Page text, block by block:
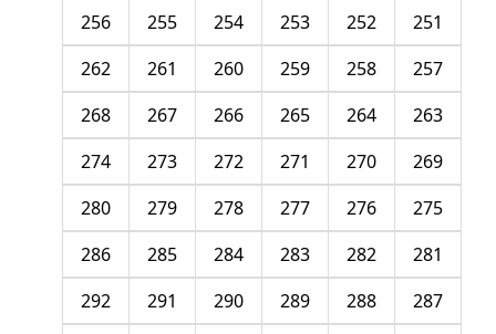
251
252
253
254
255
256
257
258
259
260
261
262
263
264
265
266
267
268
269
270
271
272
273
274
275
276
277
278
279
280
281
282
283
284
285
286
287
288
289
290
291
292